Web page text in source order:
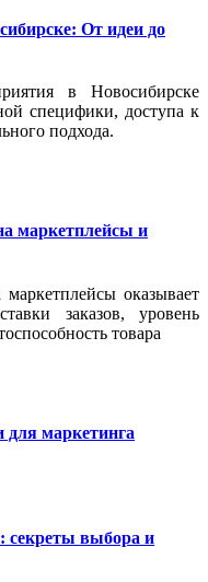
От идеи до
в Новосибирске
специфики, доступа к
подхода.
маркетплейсы и
оказывает
заказов, уровень
товара
для маркетинга
секреты выбора и